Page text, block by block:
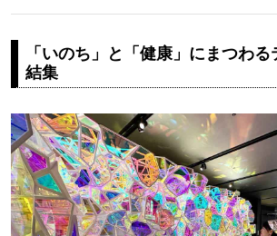
「いのち」と「健康」にまつわ
結集